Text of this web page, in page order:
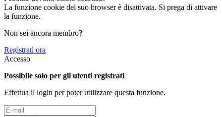
La funzione cookie del suo browser è disattivata. Si prega di attivare
la funzione.
Non sei ancora membro?
Registrati ora
Accesso
Possibile solo per gli utenti registrati
Effettua il login per poter utilizzare questa funzione.